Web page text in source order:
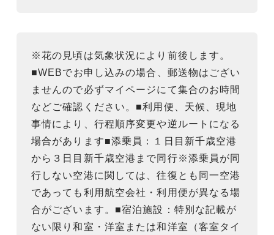
※花の見頃は気象状況により前後します。
■WEBでお申し込みの場合、郵送物はござい
ませんので必ずマイページにて集合のお時間
などご確認ください。■利用便、天候、現地
事情により、行程順序変更や逆ルートになる
場合があります■添乗員：１日目新千歳空港
から３日目新千歳空港まで同行※添乗員が同
行しない空港に関しては、往復とも同一空港
であっても利用航空会社・利用便が異なる場
合がございます。■宿泊施設：特別な記載が
ない限り和室・洋室または和洋室（客室タイ